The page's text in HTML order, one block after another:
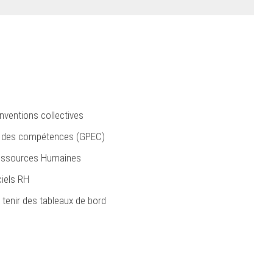
collectives
compétences (GPEC)
Humaines
RH
des tableaux de bord